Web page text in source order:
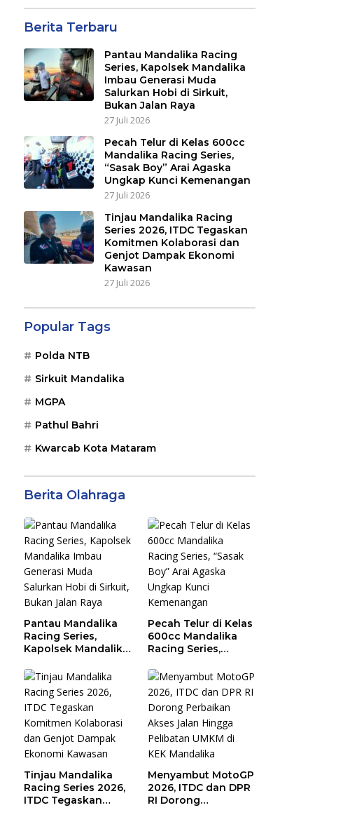
Berita Terbaru
Pantau Mandalika Racing
Series, Kapolsek Mandalika
Imbau Generasi Muda
Salurkan Hobi di Sirkuit,
Bukan Jalan Raya
27 Juli 2026
Pecah Telur di Kelas 600cc
Mandalika Racing Series,
“Sasak Boy” Arai Agaska
Ungkap Kunci Kemenangan
27 Juli 2026
Tinjau Mandalika Racing
Series 2026, ITDC Tegaskan
Komitmen Kolaborasi dan
Genjot Dampak Ekonomi
Kawasan
27 Juli 2026
Popular Tags
Polda NTB
Sirkuit Mandalika
MGPA
Pathul Bahri
Kwarcab Kota Mataram
Berita Olahraga
Pantau Mandalika
Racing Series,
Kapolsek Mandalika
Muda Salurkan Hobi
di Sirkuit, Bukan
Jalan Raya
Pecah Telur di Kelas
600cc Mandalika
Racing Series,
Agaska Ungkap
Kunci Kemenangan
Tinjau Mandalika
Racing Series 2026,
ITDC Tegaskan
Menyambut MotoGP
2026, ITDC dan DPR
RI Dorong